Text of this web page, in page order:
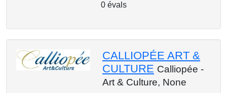
0 évals
CALLIOPÉE ART &
CULTURE Calliopée -
Art & Culture, None